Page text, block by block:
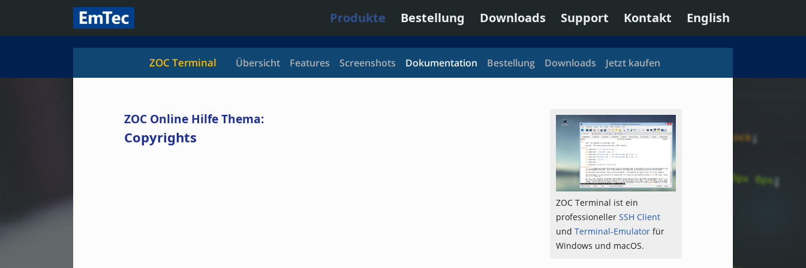
Produkte Bestellung Downloads Support Kontakt English
ZOC Terminal Übersicht Features Screenshots Dokumentation Bestellung Downloads Jetzt kaufen
ZOC Terminal ist ein
professioneller SSH Client
und Terminal-Emulator für
Windows und macOS.
ZOC Online Hilfe Thema:
Copyrights